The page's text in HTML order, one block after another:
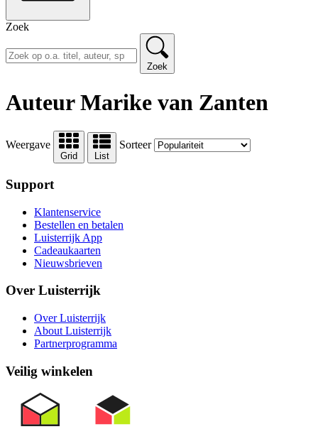
Zoek
Zoek
Auteur Marike van Zanten
Weergave
Grid List
Sorteer
Support
Klantenservice
Bestellen en betalen
Luisterrijk App
Cadeaukaarten
Nieuwsbrieven
Over Luisterrijk
Over Luisterrijk
About Luisterrijk
Partnerprogramma
Veilig winkelen